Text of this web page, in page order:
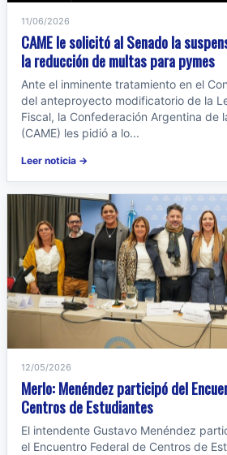
11/06/2026
CAME le solicitó al Senado la
la reducción de multas para pymes
Ante el inminente tratamiento en el
del anteproyecto modificatorio de la
Fiscal, la Confederación Argentina de
(CAME) les pidió a lo...
Leer noticia →
12/05/2026
Merlo: Menéndez participó del
Centros de Estudiantes
El intendente Gustavo Menéndez
el Encuentro Federal de Centros de